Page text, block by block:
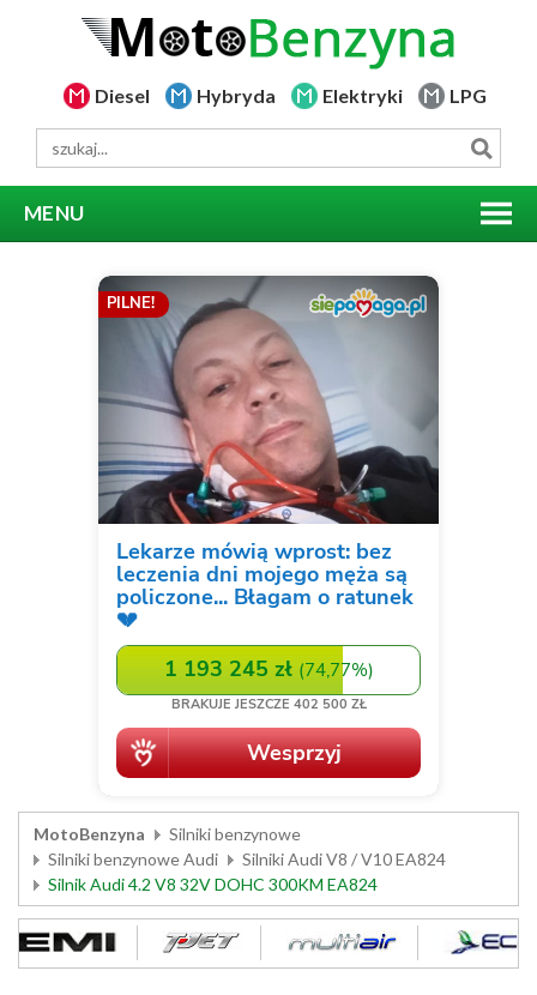
Diesel Hybryda Elektryki LPG
MENU
MotoBenzyna
Silniki benzynowe
Silniki benzynowe Audi
Silniki Audi V8 / V10 EA824
Silnik Audi 4.2 V8 32V DOHC 300KM EA824